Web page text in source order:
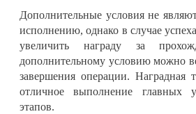
Дополнительные условия не
исполнению, однако в случае
увеличить награду за
дополнительному условию можно
завершения операции. Наградная
отличное выполнение главных
этапов.